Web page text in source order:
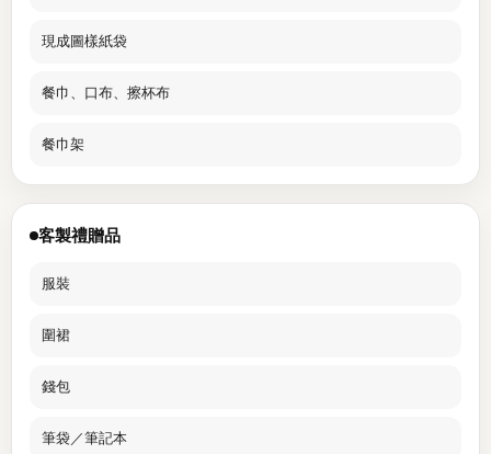
現成圖樣紙袋
餐巾、口布、擦杯布
餐巾架
客製禮贈品
服裝
圍裙
錢包
筆袋／筆記本